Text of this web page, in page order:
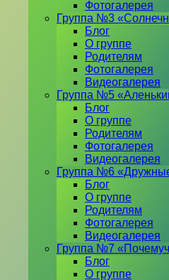
Фотогалерея
Группа №3
Блог
О группе
Родителям
Фотогалерея
Видеогалерея
Группа №5
Блог
О группе
Родителям
Фотогалерея
Видеогалерея
Группа №6
Блог
О группе
Родителям
Фотогалерея
Видеогалерея
Группа №7
Блог
О группе